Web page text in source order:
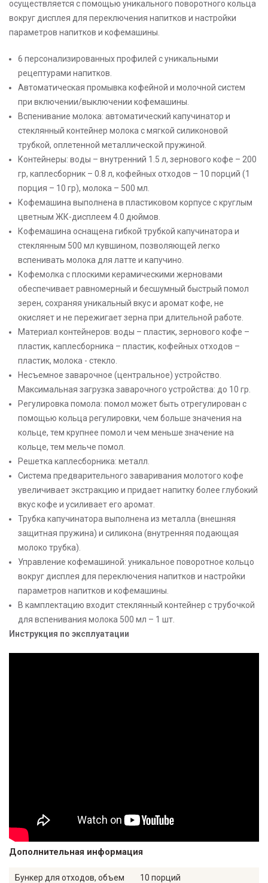
осуществляется с помощью уникального поворотного кольца
вокруг дисплея для переключения напитков и настройки
параметров напитков и кофемашины.
6 персонализированных профилей с уникальными
рецептурами напитков.
Автоматическая промывка кофейной и молочной систем
при включении/выключении кофемашины.
Вспенивание молока: автоматический капучинатор и
стеклянный контейнер молока с мягкой силиконовой
трубкой, оплетенной металлической пружиной.
Контейнеры: воды – внутренний 1.5 л, зернового кофе – 200
гр, каплесборник – 0.8 л, кофейных отходов – 10 порций (1
порция – 10 гр), молока – 500 мл.
Кофемашина выполнена в пластиковом корпусе с круглым
цветным ЖК-дисплеем 4.0 дюймов.
Кофемашина оснащена гибкой трубкой капучинатора и
стеклянным 500 мл кувшином, позволяющей легко
вспенивать молока для латте и капучино.
Кофемолка с плоскими керамическими жерновами
обеспечивает равномерный и бесшумный быстрый помол
зерен, сохраняя уникальный вкус и аромат кофе, не
окисляет и не пережигает зерна при длительной работе.
Материал контейнеров: воды – пластик, зернового кофе –
пластик, каплесборника – пластик, кофейных отходов –
пластик, молока - стекло.
Несъемное заварочное (центральное) устройство.
Максимальная загрузка заварочного устройства: до 10 гр.
Регулировка помола: помол может быть отрегулирован с
помощью кольца регулировки, чем больше значения на
кольце, тем крупнее помол и чем меньше значение на
кольце, тем мельче помол.
Решетка каплесборника: металл.
Система предварительного заваривания молотого кофе
увеличивает экстракцию и придает напитку более глубокий
вкус кофе и усиливает его аромат.
Трубка капучинатора выполнена из металла (внешняя
защитная пружина) и силикона (внутренняя подающая
молоко трубка).
Управление кофемашиной: уникальное поворотное кольцо
вокруг дисплея для переключения напитков и настройки
параметров напитков и кофемашины.
В камплектацию входит стеклянный контейнер с трубочкой
для вспенивания молока 500 мл – 1 шт.
Инструкция по эксплуатации
Дополнительная информация
Бункер для отходов, объем 10 порций